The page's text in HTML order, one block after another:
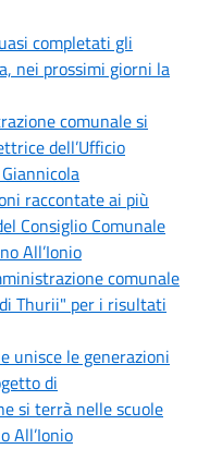
completati gli
nei prossimi giorni la
comunale si
dell’Ufficio
raccontate ai più
Consiglio Comunale
All’Ionio
comunale
Thurii" per i risultati
unisce le generazioni
di
si terrà nelle scuole
All’Ionio